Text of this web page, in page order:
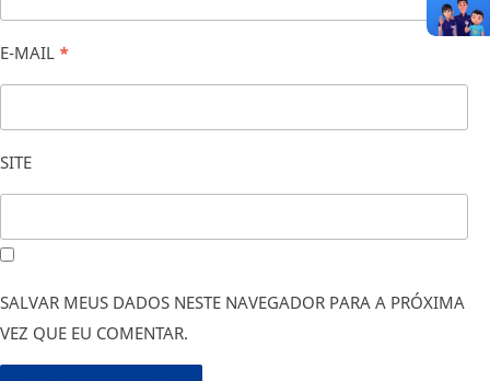
E-MAIL *
SITE
SALVAR MEUS DADOS NESTE NAVEGADOR PARA A PRÓXIMA
VEZ QUE EU COMENTAR.